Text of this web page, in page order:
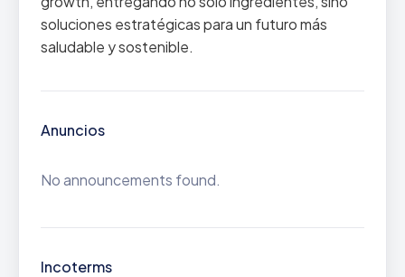
soluciones estratégicas para un futuro más
saludable y sostenible.
Anuncios
No announcements found.
Incoterms